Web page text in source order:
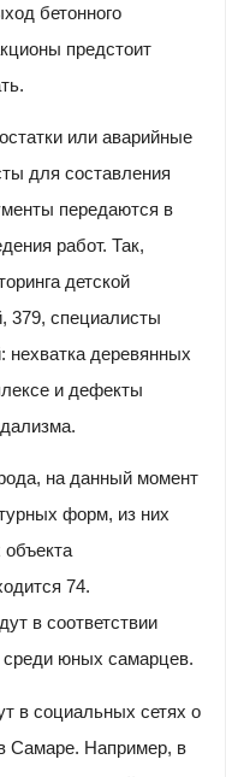
бетонного
предстоит
или аварийные
для составления
передаются в
работ. Так,
детской
379, специалисты
нехватка деревянных
и дефекты
на данный момент
форм, из них
74.
в соответствии
юных самарцев.
в социальных сетях о
Самаре. Например, в